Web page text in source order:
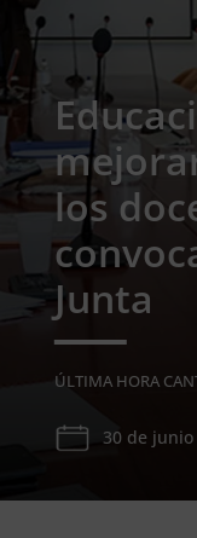
los
Junta
ÚLTIMA HORA
30 de junio